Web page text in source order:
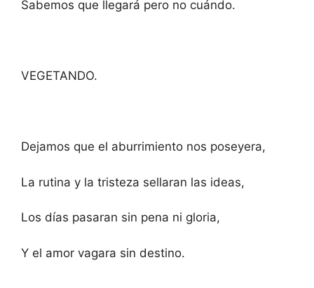
Sabemos que llegará pero no cuándo.
VEGETANDO.
Dejamos que el aburrimiento nos poseyera,
La rutina y la tristeza sellaran las ideas,
Los días pasaran sin pena ni gloria,
Y el amor vagara sin destino.